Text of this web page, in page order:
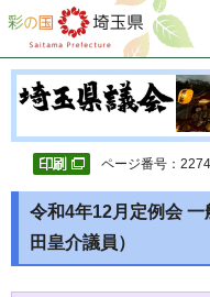
彩の国 埼玉県
ページ番号：
令和4年12月定例会
田皇介議員）